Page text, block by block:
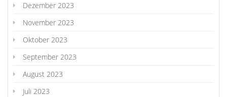
Dezember 2023
November 2023
Oktober 2023
September 2023
August 2023
Juli 2023